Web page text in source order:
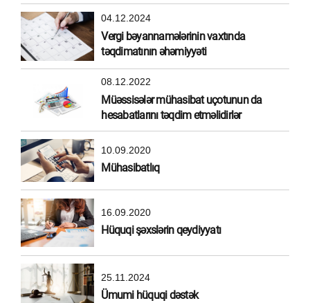
04.12.2024
Vergi bəyannamələrinin vaxtında
təqdimatının əhəmiyyəti
08.12.2022
Müəssisələr mühasibat uçotunun da
hesabatlarını təqdim etməlidirlər
10.09.2020
Mühasibatlıq
16.09.2020
Hüquqi şəxslərin qeydiyyatı
25.11.2024
Ümumi hüquqi dəstək